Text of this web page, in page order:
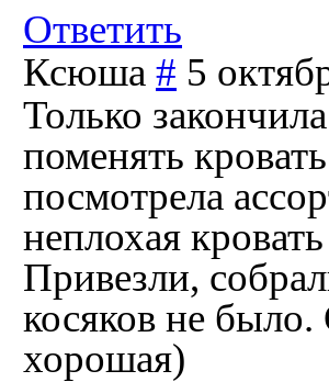
Ответить
Ксюша # 5
Только
поменять
посмотрела
неплохая
Привезли,
косяков не было.
хорошая)